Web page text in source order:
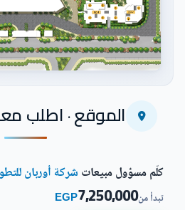
اضغط للتكبيرالموقع · اطلب
كلّم مسؤول مبيعات شركة أوربان
تبدأ من7,250,000
EGP